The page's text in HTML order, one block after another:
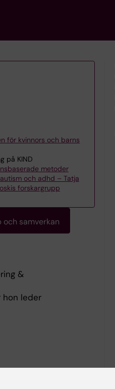
för kvinnors och barns
på KIND
metoder
och adhd – Tatja
forskargrupp
och samverkan
&
hon leder